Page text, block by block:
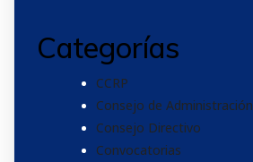
Categorías
CCRP
Consejo de Administración
Consejo Directivo
Convocatorias